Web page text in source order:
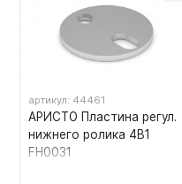
артикул: 44461
АРИСТО Пластина регул.
нижнего ролика 4В1
FH0031